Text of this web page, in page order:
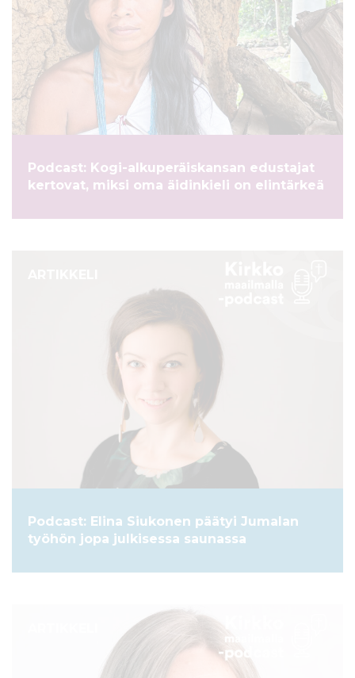
Podcast: Kogi-alkuperäiskansan edustajat
kertovat, miksi oma äidinkieli on elintärkeä
Podcast: Elina Siukonen päätyi Jumalan
työhön jopa julkisessa saunassa